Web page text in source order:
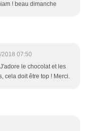
! beau dimanche
2018 07:50
le chocolat et les
cela doit être top ! Merci.